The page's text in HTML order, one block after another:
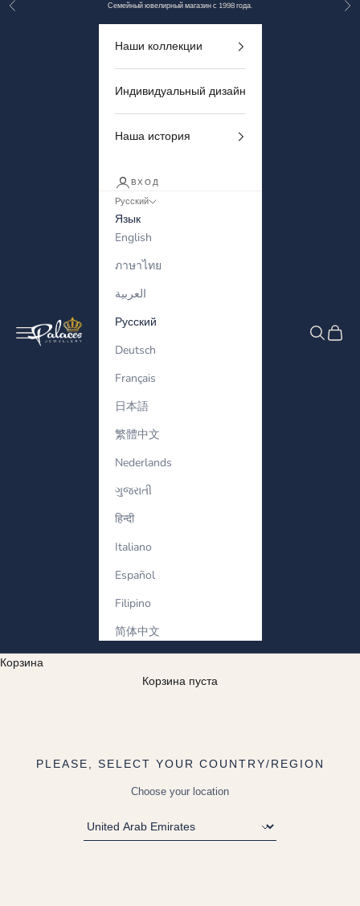
Перейти к контенту
Назад Семейный ювелирный магазин с 1998 года.
Palaces Jewellery
Меню Поиск
Наши коллекции
Индивидуальный дизайн
Наша история
ВХОД
Русский
Язык
English
ภาษาไทย
العربية
Русский
Deutsch
Français
日本語
繁體中文
Nederlands
ગુજરાતી
हिन्दी
Italiano
Español
Filipino
简体中文
Корзина
Корзина пуста
PLEASE, SELECT YOUR COUNTRY/REGION
Choose your location